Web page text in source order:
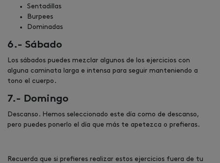
Sentadillas
Burpees
Dominadas
6.- Sábado
Los sábados puedes mezclar algunos de los ejercicios con
alguna caminata larga e intensa para seguir manteniendo a
tono el cuerpo.
7.- Domingo
Descanso. Hemos seleccionado este día como de descanso,
pero puedes ponerlo el día que más te apetezca o prefieras.
Recuerda que si prefieres realizar estos ejercicios fuera de tu